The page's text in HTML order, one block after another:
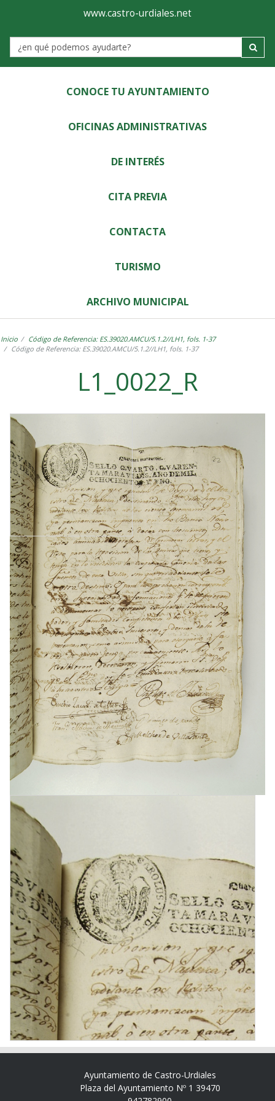
Ayuntamiento
de
Castro-
Urdiales
www.castro-urdiales.net
Label
CONOCE TU AYUNTAMIENTO
OFICINAS ADMINISTRATIVAS
DE INTERÉS
CITA PREVIA
CONTACTA
TURISMO
ARCHIVO MUNICIPAL
Inicio
Código de Referencia: ES.39020.AMCU/5.1.2//LH1, fols. 1-37
Código de Referencia: ES.39020.AMCU/5.1.2//LH1, fols. 1-37
L1_0022_R
Ayuntamiento de Castro-Urdiales
Plaza del Ayuntamiento Nº 1 39470